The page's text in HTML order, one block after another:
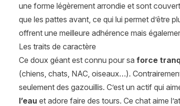
une forme légèrement arrondie et sont
que les pattes avant, ce qui lui permet d’être
offrent une meilleure adhérence mais
Les traits de caractère
Ce doux géant est connu pour sa force
(chiens, chats, NAC, oiseaux…).
seulement des gazouillis. C’est un actif qui
l’eau et adore faire des tours. Ce chat aime